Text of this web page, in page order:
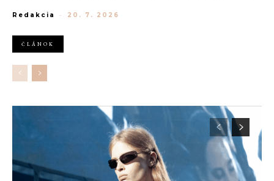
nájdete svoj vysnívaný pár. Pretože správne zvolený doplnok nie je
look.
Redakcia - 20. 7. 2026
ČLÁNOK